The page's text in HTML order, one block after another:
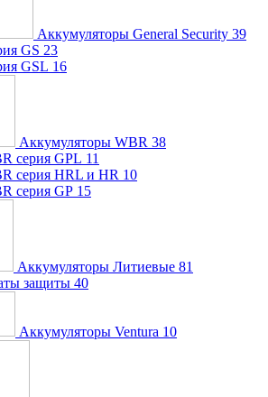
Аккумуляторы General Security 39
GS 23
GSL 16
Аккумуляторы WBR 38
серия GPL 11
серия HRL и HR 10
серия GP 15
Аккумуляторы Литиевые 81
защиты 40
Аккумуляторы Ventura 10